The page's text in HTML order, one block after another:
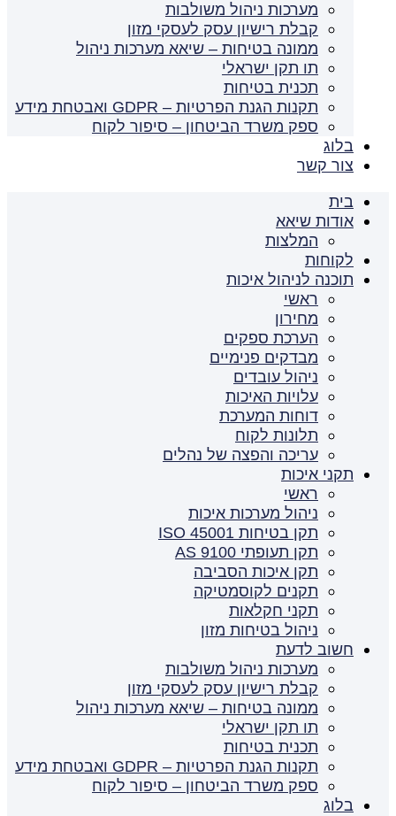
מערכות ניהול משולבות
קבלת רישיון עסק לעסקי מזון
ממונה בטיחות – שיאא מערכות ניהול
תו תקן ישראלי
תכנית בטיחות
תקנות הגנת הפרטיות – GDPR ואבטחת מידע
ספק משרד הביטחון – סיפור לקוח
בלוג
צור קשר
בית
אודות שיאא
המלצות
לקוחות
תוכנה לניהול איכות
ראשי
מחירון
הערכת ספקים
מבדקים פנימיים
ניהול עובדים
עלויות האיכות
דוחות המערכת
תלונות לקוח
עריכה והפצה של נהלים
תקני איכות
ראשי
ניהול מערכות איכות
תקן בטיחות ISO 45001
תקן תעופתי AS 9100
תקן איכות הסביבה
תקנים לקוסמטיקה
תקני חקלאות
ניהול בטיחות מזון
חשוב לדעת
מערכות ניהול משולבות
קבלת רישיון עסק לעסקי מזון
ממונה בטיחות – שיאא מערכות ניהול
תו תקן ישראלי
תכנית בטיחות
תקנות הגנת הפרטיות – GDPR ואבטחת מידע
ספק משרד הביטחון – סיפור לקוח
בלוג